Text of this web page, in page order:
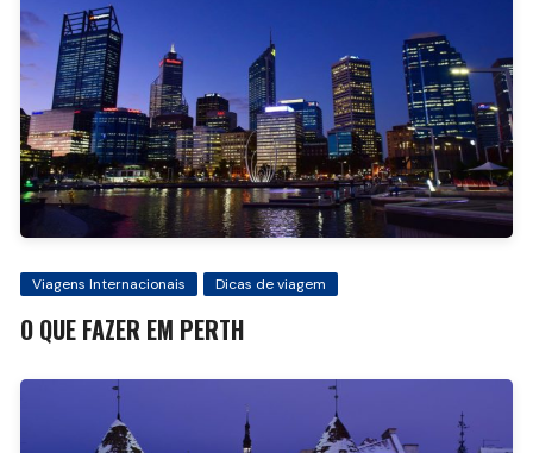
Viagens Internacionais Dicas de viagem
O QUE FAZER EM PERTH